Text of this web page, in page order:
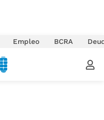
Empleo BCRA